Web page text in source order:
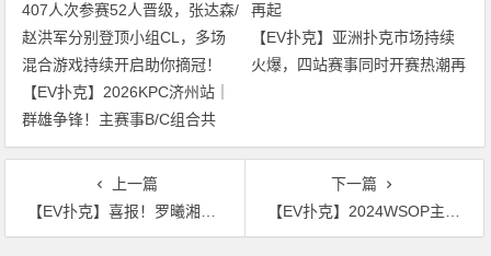
【EV扑克】2026KPC济州站｜
群雄争锋！主赛事B/C组合共
407人次参赛52人晋级，张达森/
赵洪军分别登顶小组CL，多场
混合游戏持续开启助你摘冠！
【EV扑克】亚洲扑克市场持续
火爆，四站赛事同时开赛热潮再
上一篇
【EV扑克】喜报！罗曦湘斩获第二条金手链 | 2024WSOP
下一篇
【EV扑克】2024WSOP主赛冠军被吐槽单挑作弊吃相难看，你们觉得呢？